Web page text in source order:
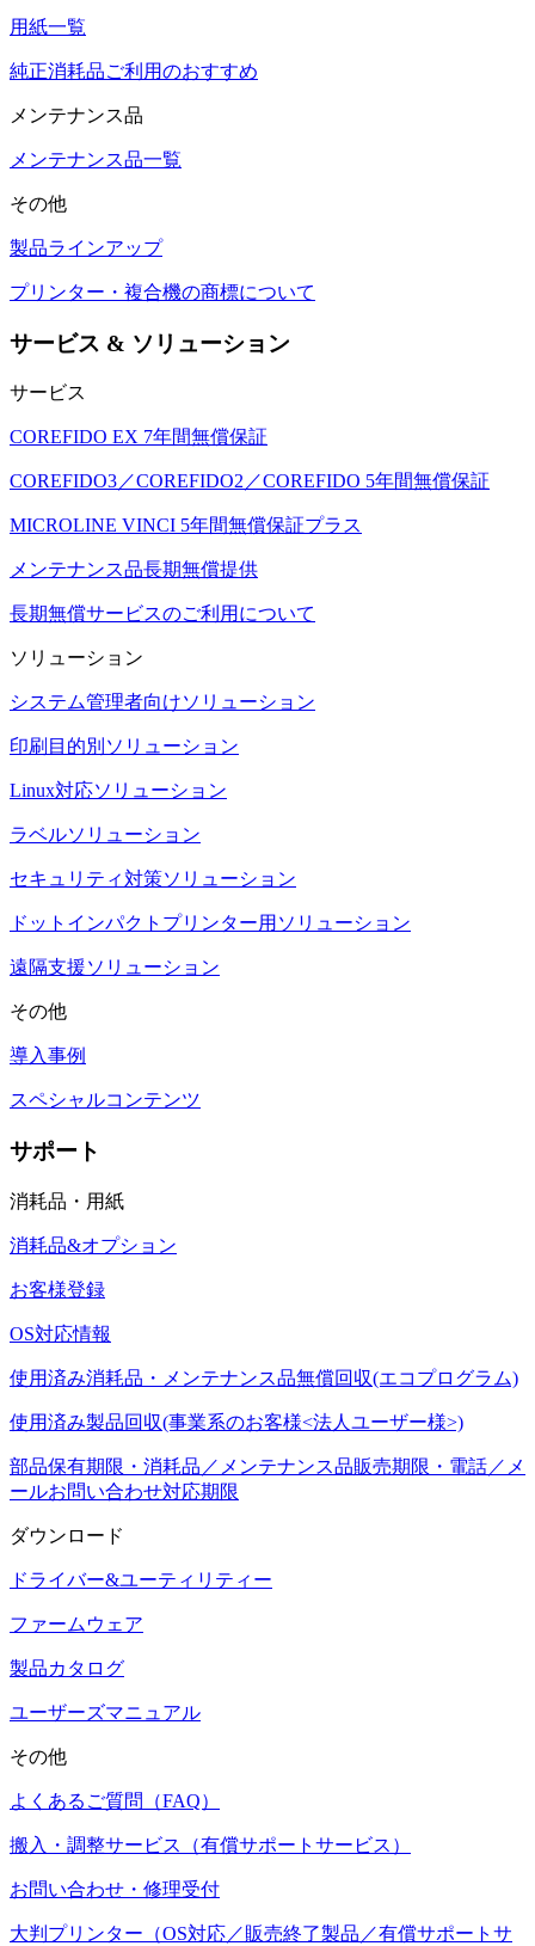
用紙一覧
純正消耗品ご利用のおすすめ
メンテナンス品
メンテナンス品一覧
その他
製品ラインアップ
プリンター・複合機の商標について
サービス & ソリューション
サービス
COREFIDO EX 7年間無償保証
COREFIDO3／COREFIDO2／COREFIDO 5年間無償保証
MICROLINE VINCI 5年間無償保証プラス
メンテナンス品長期無償提供
長期無償サービスのご利用について
ソリューション
システム管理者向けソリューション
印刷目的別ソリューション
Linux対応ソリューション
ラベルソリューション
セキュリティ対策ソリューション
ドットインパクトプリンター用ソリューション
遠隔支援ソリューション
その他
導入事例
スペシャルコンテンツ
サポート
消耗品・用紙
消耗品&オプション
お客様登録
OS対応情報
使用済み消耗品・メンテナンス品無償回収(エコプログラム)
使用済み製品回収(事業系のお客様<法人ユーザー様>)
部品保有期限・消耗品／メンテナンス品販売期限・電話／メ
ールお問い合わせ対応期限
ダウンロード
ドライバー&ユーティリティー
ファームウェア
製品カタログ
ユーザーズマニュアル
その他
よくあるご質問（FAQ）
搬入・調整サービス（有償サポートサービス）
お問い合わせ・修理受付
大判プリンター（OS対応／販売終了製品／有償サポートサ